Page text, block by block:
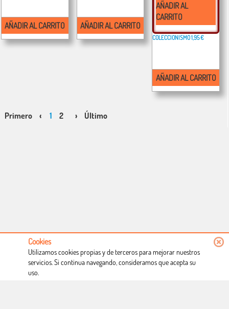
AÑADIR AL CARRITO AÑADIR AL CARRITO
AÑADIR AL
CARRITO
COLECCIONISMO1,95 €
AÑADIR AL CARRITO
Primero ‹ 1 2 › Último
Condiciones de uso
Cookies
Utilizamos cookies propias y de terceros para mejorar nuestros
servicios. Si continua navegando, consideramos que acepta su
uso.